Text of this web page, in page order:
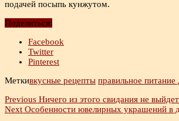
подачей посыпь кунжутом.
Поделиться:
Facebook
Twitter
Pinterest
Меткивкусные рецепты правильное питание
Previous Ничего из этого свидания не
Next Особенности ювелирных украшений в